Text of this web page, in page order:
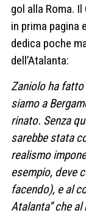
gol alla Roma.
in prima pagina
dedica poche
dell’Atalanta:
Zaniolo ha fatto
siamo a
rinato. Senza
sarebbe stata
realismo
esempio, deve
facendo), e al
Atalanta” che